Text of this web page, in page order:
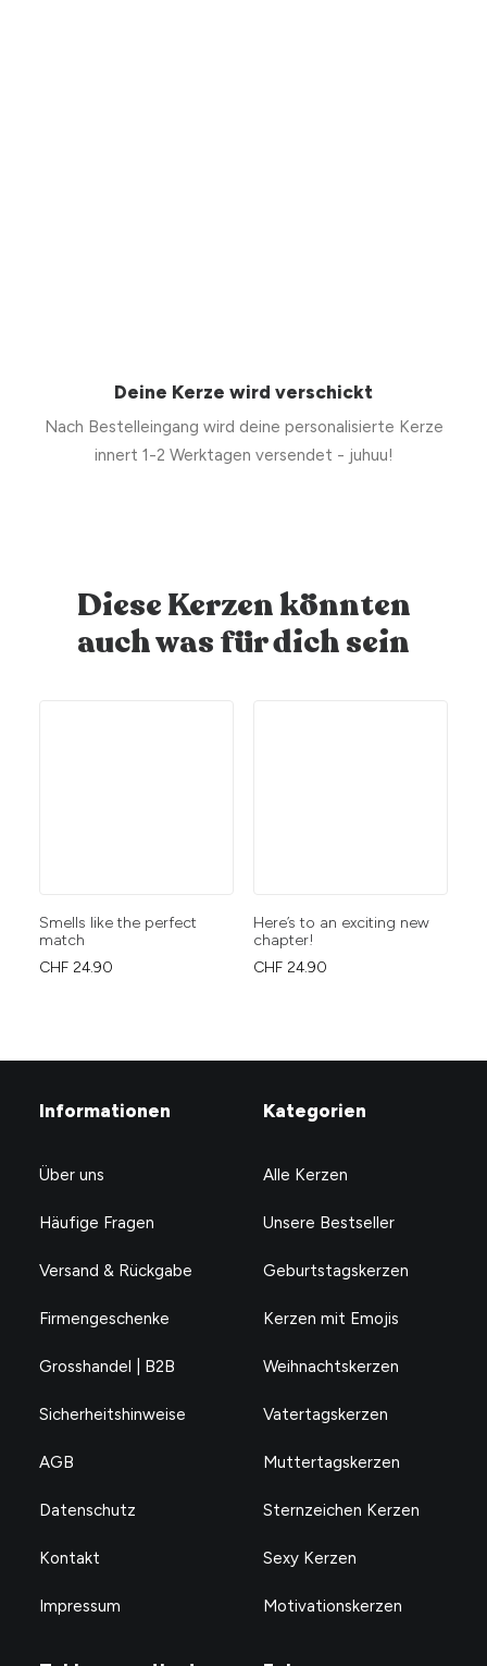
Deine Kerze wird verschickt
Nach Bestelleingang wird deine personalisierte Kerze
innert 1-2 Werktagen versendet - juhuu!
Diese Kerzen könnten
auch was für dich sein
Smells like the perfect
match
CHF 24.90
Here’s to an exciting new
chapter!
CHF 24.90
Informationen
Über uns
Häufige Fragen
Versand & Rückgabe
Firmengeschenke
Grosshandel | B2B
Sicherheitshinweise
AGB
Datenschutz
Kontakt
Impressum
Kategorien
Alle Kerzen
Unsere Bestseller
Geburtstagskerzen
Kerzen mit Emojis
Weihnachtskerzen
Vatertagskerzen
Muttertagskerzen
Sternzeichen Kerzen
Sexy Kerzen
Motivationskerzen